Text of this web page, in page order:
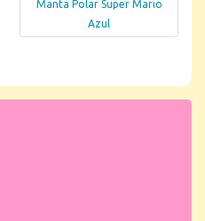
Manta Polar Super Mario
Azul